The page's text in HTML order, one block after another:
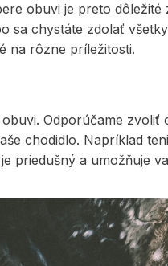
obuvi je preto dôležité
sa chystáte zdolať
na rôzne príležitosti.
Odporúčame zvoliť
chodidlo. Napríklad
priedušný a umožňuje